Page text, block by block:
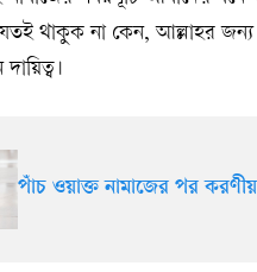
থাকুক না কেন, আল্লাহর
পাঁচ ওয়াক্ত নামাজের পর